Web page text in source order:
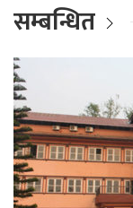
सम्बन्धित